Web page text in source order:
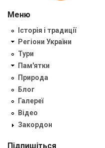
Меню
Історія і традиції
Регіони України
Тури
Пам'ятки
Природа
Блог
Галереї
Відео
Закордон
Підпишіться